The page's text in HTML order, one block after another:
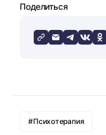
Поделиться
#Психотерапия